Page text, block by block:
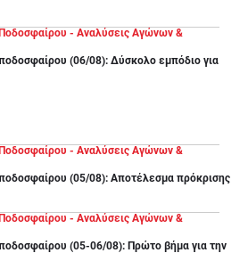
- Αναλύσεις Αγώνων &
(06/08): Δύσκολο εμπόδιο για
- Αναλύσεις Αγώνων &
(05/08): Αποτέλεσμα πρόκρισης
- Αναλύσεις Αγώνων &
(05-06/08): Πρώτο βήμα για την